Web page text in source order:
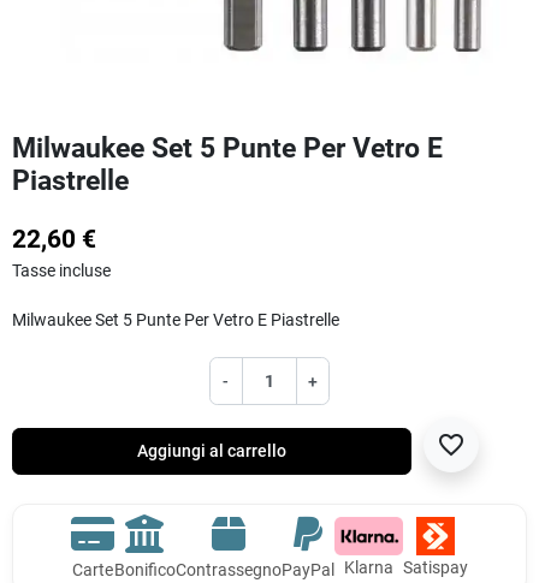
Milwaukee Set 5 Punte Per Vetro E
Piastrelle
22,60 €
Tasse incluse
Milwaukee Set 5 Punte Per Vetro E Piastrelle
- +
Aggiungi al carrello favorite_border
CarteBonificoContrassegnoPayPal Klarna Satispay